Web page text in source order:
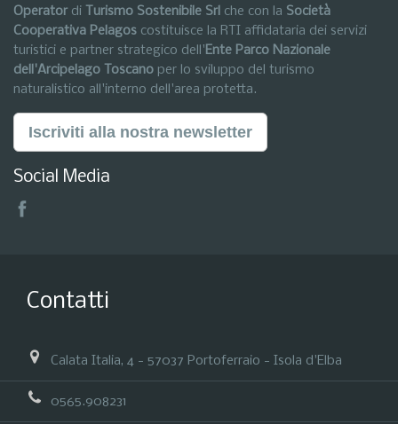
Operatordi Turismo Sostenibile Srl che con la Società
Cooperativa Pelagos costituisce la RTI affidataria dei servizi
turistici e partner strategico dell'Ente Parco Nazionale
dell'Arcipelago Toscano per lo sviluppo del turismo
naturalistico all'interno dell'area protetta.
Iscriviti alla nostra newsletter
Social Media
Contatti
Calata Italia, 4 - 57037 Portoferraio - Isola d'Elba
0565.908231